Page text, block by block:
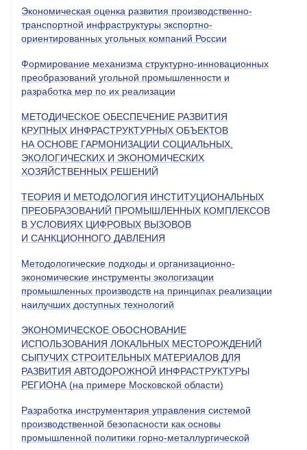
Экономическая оценка развития производственно-
транспортной инфраструктуры экспортно-
ориентированных угольных компаний России
Формирование механизма структурно-инновационных
преобразований угольной промышленности и
разработка мер по их реализации
МЕТОДИЧЕСКОЕ ОБЕСПЕЧЕНИЕ РАЗВИТИЯ
КРУПНЫХ ИНФРАСТРУКТУРНЫХ ОБЪЕКТОВ
НА ОСНОВЕ ГАРМОНИЗАЦИИ СОЦИАЛЬНЫХ,
ЭКОЛОГИЧЕСКИХ И ЭКОНОМИЧЕСКИХ
ХОЗЯЙСТВЕННЫХ РЕШЕНИЙ
ТЕОРИЯ И МЕТОДОЛОГИЯ ИНСТИТУЦИОНАЛЬНЫХ
ПРЕОБРАЗОВАНИЙ ПРОМЫШЛЕННЫХ КОМПЛЕКСОВ
В УСЛОВИЯХ ЦИФРОВЫХ ВЫЗОВОВ
И САНКЦИОННОГО ДАВЛЕНИЯ
Методологические подходы и организационно-
экономические инструменты экологизации
промышленных производств на принципах реализации
наилучших доступных технологий
ЭКОНОМИЧЕСКОЕ ОБОСНОВАНИЕ
ИСПОЛЬЗОВАНИЯ ЛОКАЛЬНЫХ МЕСТОРОЖДЕНИЙ
СЫПУЧИХ СТРОИТЕЛЬНЫХ МАТЕРИАЛОВ ДЛЯ
РАЗВИТИЯ АВТОДОРОЖНОЙ ИНФРАСТРУКТУРЫ
РЕГИОНА (на примере Московской области)
Разработка инструментария управления системой
производственной безопасности как основы
промышленной политики горно-металлургической